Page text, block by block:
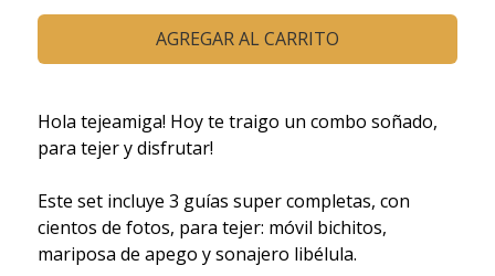
AGREGAR AL CARRITO
Hola tejeamiga! Hoy te traigo un combo soñado,
para tejer y disfrutar!
Este set incluye 3 guías super completas, con
cientos de fotos, para tejer: móvil bichitos,
mariposa de apego y sonajero libélula.